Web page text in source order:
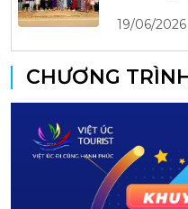
19/06/2026
CHƯƠNG